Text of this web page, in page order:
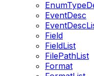
EventDesc
Field
FieldList
FilePathList
Format